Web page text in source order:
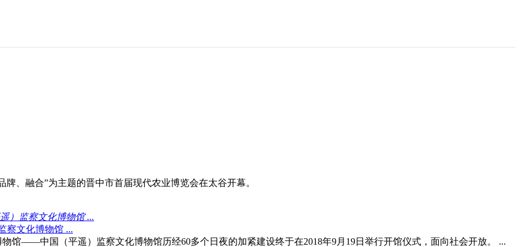
、融合”为主题的晋中市首届现代农业博览会在太谷开幕。
）监察文化博物馆 ...
察文化博物馆 ...
馆——中国（平遥）监察文化博物馆历经60多个日夜的加紧建设终于在2018年9月19日举行开馆仪式，面向社会开放。 ...